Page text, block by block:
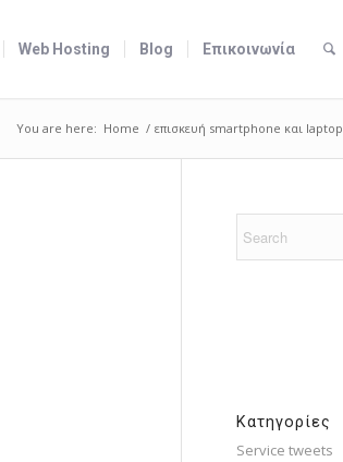
Web Hosting Blog Επικοινωνία
You are here: Home / επισκευή smartphone και laptop
Kατηγορίες
Service tweets